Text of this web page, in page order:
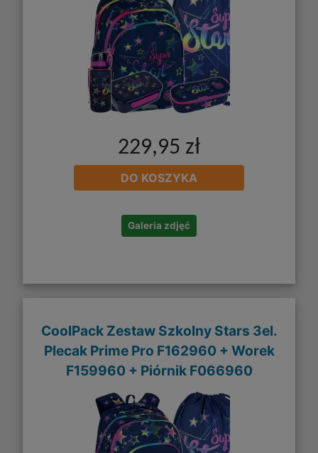
229,95 zł
DO KOSZYKA
Galeria zdjęć
CoolPack Zestaw Szkolny Stars 3el.
Plecak Prime Pro F162960 + Worek
F159960 + Piórnik F066960